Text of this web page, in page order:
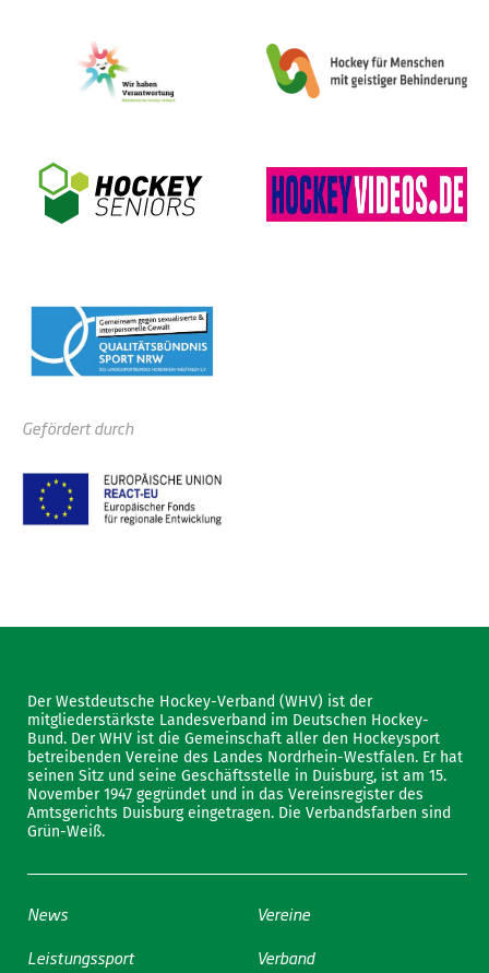
Gefördert durch
Der Westdeutsche Hockey-Verband (WHV) ist der
mitgliederstärkste Landesverband im Deutschen Hockey-
Bund. Der WHV ist die Gemeinschaft aller den Hockeysport
betreibenden Vereine des Landes Nordrhein-Westfalen. Er hat
seinen Sitz und seine Geschäftsstelle in Duisburg, ist am 15.
November 1947 gegründet und in das Vereinsregister des
Amtsgerichts Duisburg eingetragen. Die Verbandsfarben sind
Grün-Weiß.
News
Leistungssport
Vereine
Verband